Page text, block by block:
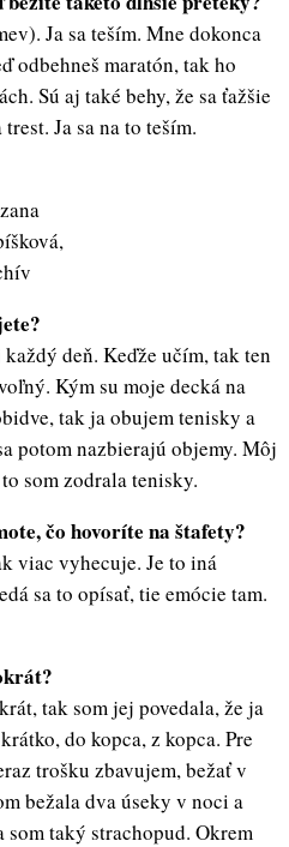
Ja sa teším. Mne dokonca
odbehneš maratón, tak ho
Sú aj také behy, že sa ťažšie
Ja sa na to teším.
deň. Keďže učím, tak ten
Kým su moje decká na
tak ja obujem tenisky a
potom nazbierajú objemy. Môj
som zodrala tenisky.
čo hovoríte na štafety?
viac vyhecuje. Je to iná
sa to opísať, tie emócie tam.
tak som jej povedala, že ja
do kopca, z kopca. Pre
trošku zbavujem, bežať v
bežala dva úseky v noci a
som taký strachopud. Okrem